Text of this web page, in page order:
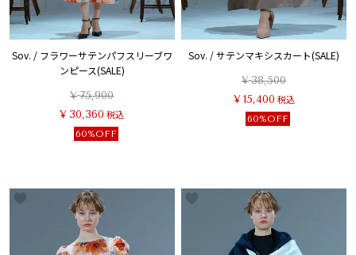
Sov. / フラワーサテンパフスリーブワ
ンピース(SALE)
¥75,900
¥ 30,360 税込
60%OFF
Sov. / サテンマキシスカート(SALE)
¥38,500
¥ 15,400 税込
60%OFF